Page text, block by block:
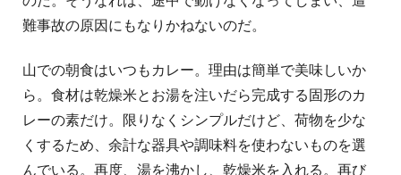
難事故の原因にもなりかねないのだ。
山での朝食はいつもカレー。理由は簡単で美味しいか
ら。食材は乾燥米とお湯を注いだら完成する固形のカ
レーの素だけ。限りなくシンプルだけど、荷物を少な
くするため、余計な器具や調味料を使わないものを選
んでいる。再度、湯を沸かし、乾燥米を入れる。再び